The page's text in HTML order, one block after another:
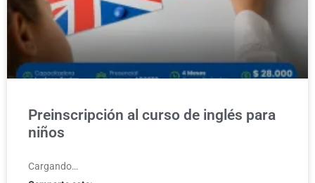
Preinscripción al curso de inglés para
niños
Cargando…